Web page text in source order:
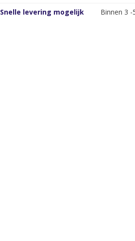
Snelle levering mogelijk
Binnen 3 -